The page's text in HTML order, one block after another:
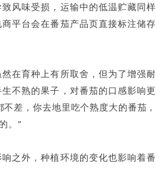
风味受损，运输中的低温贮藏同样
平台会在番茄产品页直接标注储存
在育种上有所取舍，但为了增强耐
不熟的果子，对番茄的口感影响更
差，你去地里吃个熟度大的番茄，
。”
之外，种植环境的变化也影响着番